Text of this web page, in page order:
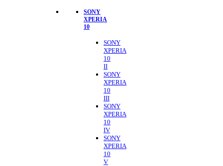
SONY
XPERIA
10
SONY
XPERIA
10
II
SONY
XPERIA
10
III
SONY
XPERIA
10
IV
SONY
XPERIA
10
V